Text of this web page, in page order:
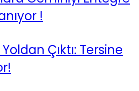
!
Çıktı: Tersine